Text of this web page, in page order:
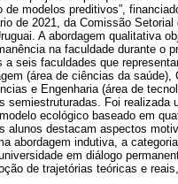
modelos preditivos”,
de 2021, da Comissão
A abordagem qualitativa
na faculdade durante o
seis faculdades que
(área de ciências da
e Engenharia (área de
Foi realizada
ecológico baseado em
alunos destacam aspectos
abordagem indutiva, a
em diálogo
de trajetórias teóricas e